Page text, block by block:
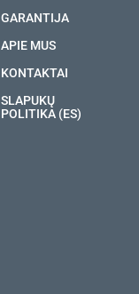
GARANTIJA
APIE MUS
KONTAKTAI
SLAPUKŲ
POLITIKA (ES)